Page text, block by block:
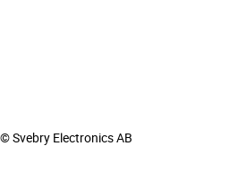
Svebry Electronics AB